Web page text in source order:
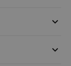
keyboard_arrow_down
keyboard_arrow_down